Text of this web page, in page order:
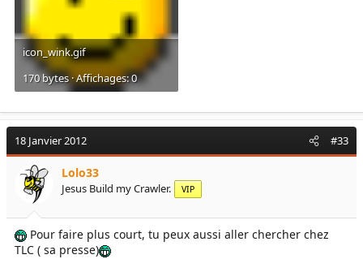
icon_wink.gif
170 bytes · Affichages: 0
18 Janvier 2012 #33
Lolo33
Jesus Build my Crawler. VIP
Pour faire plus court, tu peux aussi aller chercher chez
TLC ( sa presse)